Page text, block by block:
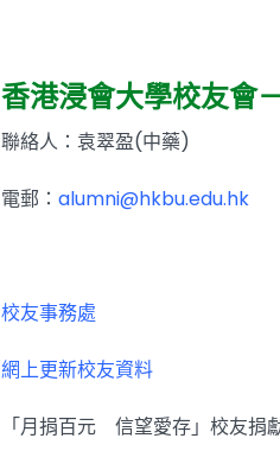
香港浸會大學校友會
聯絡人：袁翠盈(中藥)
電郵： alumni@hkbu.edu.hk
校友事務處
網上更新校友資料
「月捐百元 信望愛存」校友捐